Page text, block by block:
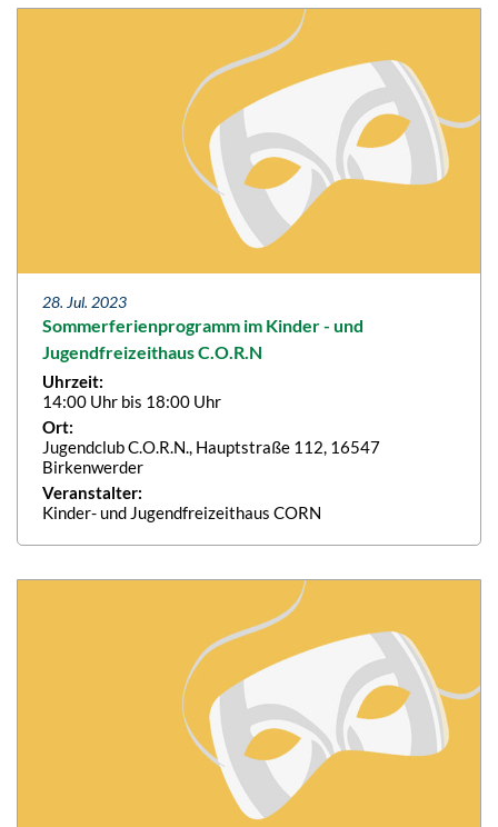
28. Jul. 2023
Sommerferienprogramm im Kinder - und
Jugendfreizeithaus C.O.R.N
Uhrzeit:
14:00 Uhr bis 18:00 Uhr
Ort:
Jugendclub C.O.R.N., Hauptstraße 112, 16547
Birkenwerder
Veranstalter:
Kinder- und Jugendfreizeithaus CORN